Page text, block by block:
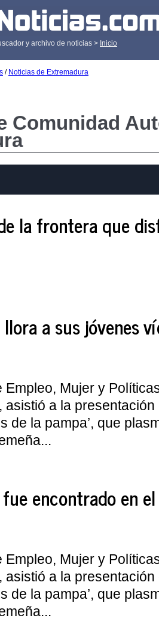
y archivo de noticias > Inicio
/ Noticias de Extremadura
Comunidad
la frontera que
a sus jóvenes
Empleo, Mujer y
a la presentación
de la pampa’, que
encontrado en
Empleo, Mujer y
a la presentación
de la pampa’, que